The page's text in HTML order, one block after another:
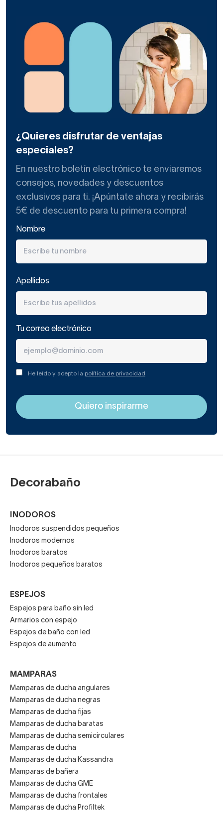
¿Quieres disfrutar de ventajas
especiales?
En nuestro boletín electrónico te enviaremos
consejos, novedades y descuentos
exclusivos para ti. ¡Apúntate ahora y recibirás
5€ de descuento para tu primera compra!
Nombre
Apellidos
Tu correo electrónico
He leído y acepto la política de privacidad
Decorabaño
INODOROS
Inodoros suspendidos pequeños
Inodoros modernos
Inodoros baratos
Inodoros pequeños baratos
ESPEJOS
Espejos para baño sin led
Armarios con espejo
Espejos de baño con led
Espejos de aumento
MAMPARAS
Mamparas de ducha angulares
Mamparas de ducha negras
Mamparas de ducha fijas
Mamparas de ducha baratas
Mamparas de ducha semicirculares
Mamparas de ducha
Mamparas de ducha Kassandra
Mamparas de bañera
Mamparas de ducha GME
Mamparas de ducha frontales
Mamparas de ducha Profiltek